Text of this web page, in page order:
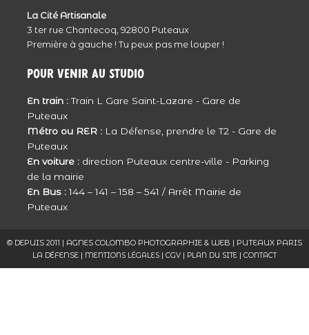
coulent …
Une très jolie famille … De très jolis clichés …
Répondre
Clarisse
Natacha et ta famille dans ce moment de
vie.
dans ces photos je te reconnais et je vois
d’ou vient ce sourire que j’ai pu voir à
maintes reprises.
L’AMOUR transpire de ces photos.
Merci Agnès d’être si VRAIE et si
passionnée.
Répondre
La Cité Artisanale
3 ter rue Chantecoq, 92800 Puteaux
Première à gauche ! Tu peux pas me louper !
Pour venir au studio
En train :Train L Gare Saint-Lazare - Gare de
Puteaux
Métro ou RER : La Défense, prendre le T2 - Gare de
Puteaux
En voiture :direction Puteaux centre-ville - Parking
de la mairie
En Bus :144 – 141 – 158 – 541 / Arrêt Mairie de
Puteaux
© DEPUIS 2011 | AGNES COLOMBO PHOTOGRAPHIE & WEB | PUTEAUX PARIS
LA DÉFENSE | MENTIONS LÉGALES | CGV | PLAN DU SITE | CONTACT